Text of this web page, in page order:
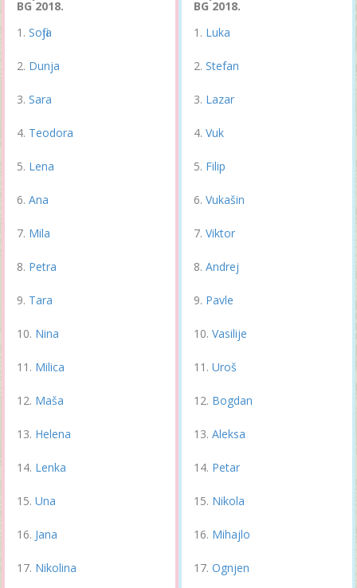
BG 2018.
Sofija
Dunja
Sara
Teodora
Lena
Ana
Mila
Petra
Tara
Nina
Milica
Maša
Helena
Lenka
Una
Jana
Nikolina
BG 2018.
Luka
Stefan
Lazar
Vuk
Filip
Vukašin
Viktor
Andrej
Pavle
Vasilije
Uroš
Bogdan
Aleksa
Petar
Nikola
Mihajlo
Ognjen